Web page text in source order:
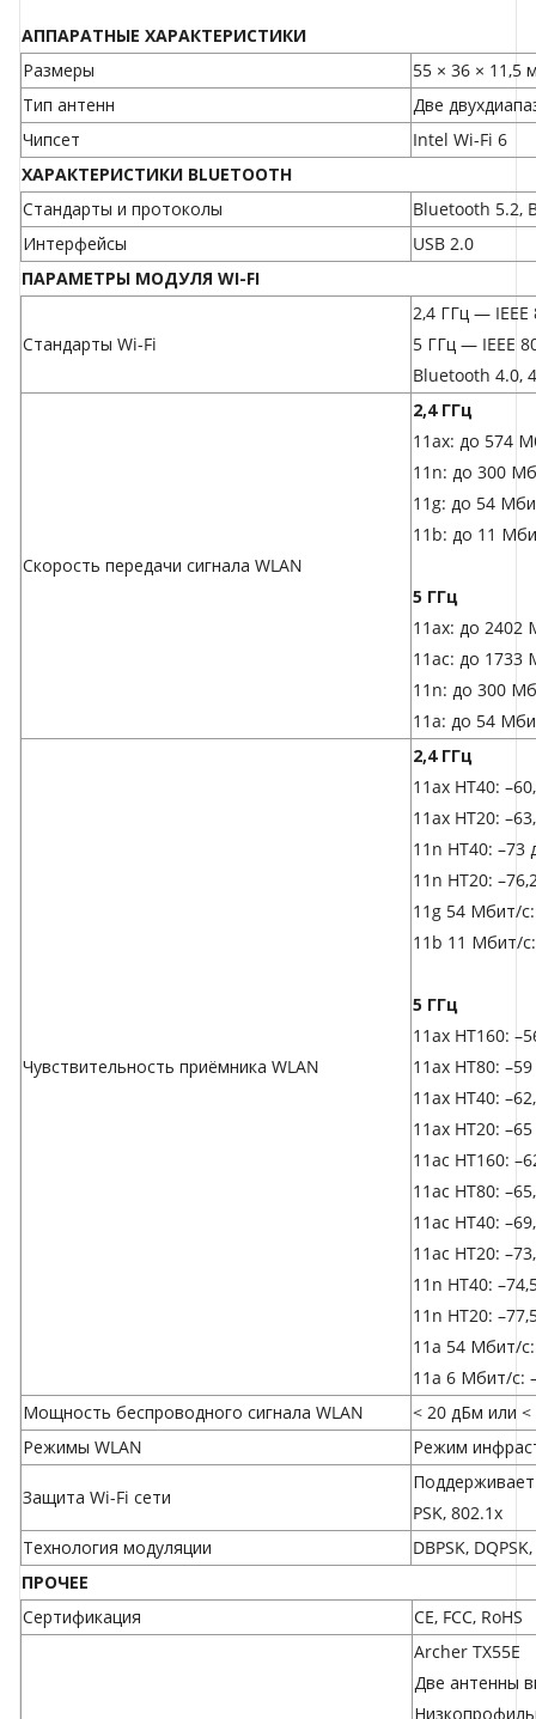
АППАРАТНЫЕ ХАРАКТЕРИСТИКИ
Размеры
55 × 36 × 11,5
Тип антенн
Две
Чипсет
Intel Wi-Fi 6
ХАРАКТЕРИСТИКИ BLUETOOTH
Стандарты и протоколы
Bluetooth 5.2,
Интерфейсы
USB 2.0
ПАРАМЕТРЫ МОДУЛЯ WI-FI
Стандарты Wi-Fi
2,4 ГГц —
5 ГГц — IEEE
Bluetooth 4.0,
Скорость передачи сигнала WLAN
2,4 ГГц
11ax: до 574
11n: до 300
11g: до 54
11b: до 11
5 ГГц
11ax: до 2402
11ac: до 1733
11n: до 300
11a: до 54
Чувствительность приёмника WLAN
2,4 ГГц
11ax HT40:
11ax HT20:
11n HT40: –73
11n HT20:
11g 54 Мбит/
11b 11 Мбит/
5 ГГц
11ax HT160:
11ax HT80:
11ax HT40:
11ax HT20:
11ac HT160:
11ac HT80:
11ac HT40:
11ac HT20:
11n HT40:
11n HT20:
11a 54 Мбит/
11a 6 Мбит/с:
Мощность беспроводного сигнала WLAN
< 20 дБм или
Режимы WLAN
Режим
Защита Wi-Fi сети
Поддерживает
PSK, 802.1x
Технология модуляции
DBPSK,
ПРОЧЕЕ
Сертификация
CE, FCC, RoHS
Archer TX55E
Две антенны